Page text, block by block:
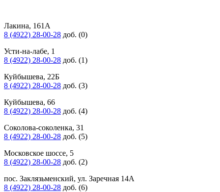
Лакина, 161А
8 (4922) 28-00-28 доб. (0)
Усти-на-лабе, 1
8 (4922) 28-00-28 доб. (1)
Куйбышева, 22Б
8 (4922) 28-00-28 доб. (3)
Куйбышева, 66
8 (4922) 28-00-28 доб. (4)
Соколова-соколенка, 31
8 (4922) 28-00-28 доб. (5)
Московское шоссе, 5
8 (4922) 28-00-28 доб. (2)
пос. Заклязьменский, ул. Заречная 14А
8 (4922) 28-00-28 доб. (6)